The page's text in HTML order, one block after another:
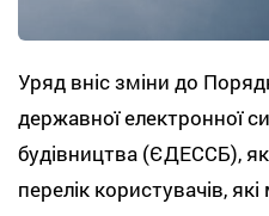
Уряд вніс зміни до
державної електронної
будівництва (ЄДЕССБ),
перелік користувачів,